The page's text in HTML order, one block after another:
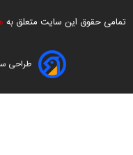
تمامی حقوق این سایت متعلق به
طراحی